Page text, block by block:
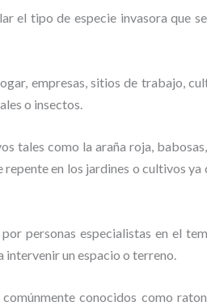
el tipo de especie invasora que
empresas, sitios de trabajo,
o insectos.
tales como la araña roja,
en los jardines o cultivos
personas especialistas en el
un espacio o terreno.
conocidos como